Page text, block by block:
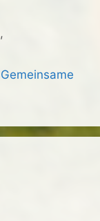
,
Gemeinsame